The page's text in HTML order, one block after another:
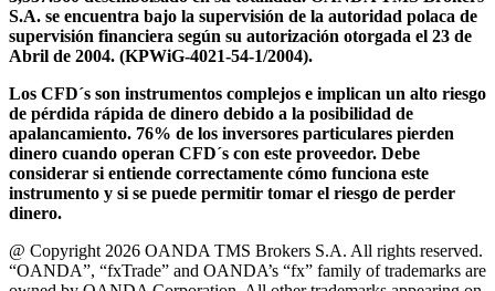
S.A. se encuentra bajo la supervisión de la autoridad polaca de
supervisión financiera según su autorización otorgada el 23 de
Abril de 2004. (KPWiG-4021-54-1/2004).
Los CFD´s son instrumentos complejos e implican un alto riesgo
de pérdida rápida de dinero debido a la posibilidad de
apalancamiento. 76% de los inversores particulares pierden
dinero cuando operan CFD´s con este proveedor. Debe
considerar si entiende correctamente cómo funciona este
instrumento y si se puede permitir tomar el riesgo de perder
dinero.
@ Copyright 2026 OANDA TMS Brokers S.A. All rights reserved.
“OANDA”, “fxTrade” and OANDA’s “fx” family of trademarks are